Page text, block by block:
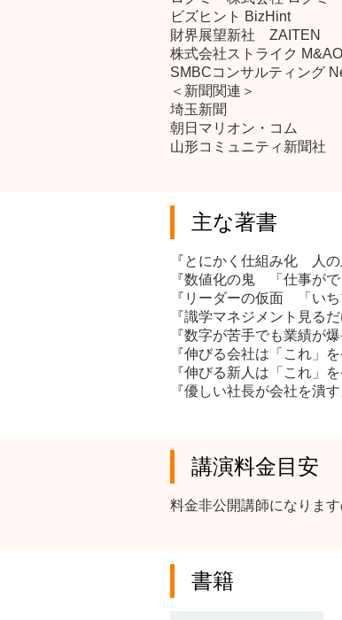
ビズヒント BizHint
財界展望新社 ZAITEN
株式会社ストライク
SMBCコンサルティング
＜新聞関連＞
埼玉新聞
朝日マリオン・コム
山形コミュニティ新聞社
主な著書
『とにかく仕組み化 人の
『数値化の鬼 「仕事がで
『リーダーの仮面 「い
『識学マネジメント見る
『数字が苦手でも業績が
『伸びる会社は「これ」を
『伸びる新人は「これ」を
『優しい社長が会社を潰す
講演料金目安
料金非公開講師になりま
書籍